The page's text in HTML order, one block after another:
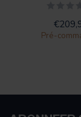
Pré-